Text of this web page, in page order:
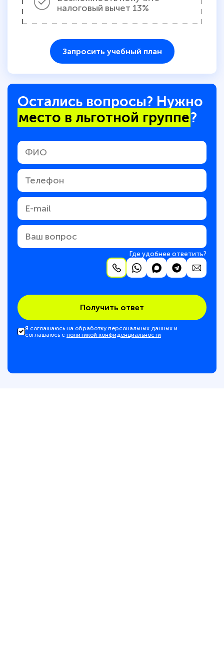
налоговый вычет 13%
Запросить учебный план
Остались вопросы? Нужно
место в льготной группе?
Где удобнее ответить?
Получить ответ
Я соглашаюсь на обработку персональных данных и
соглашаюсь с политикой конфиденциальности